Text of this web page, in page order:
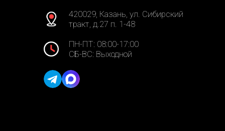
420029, Казань, ул. Сибирский
тракт, д.27 п. 1-48
ПН-ПТ: 08:00-17:00
СБ-ВС: Выходной